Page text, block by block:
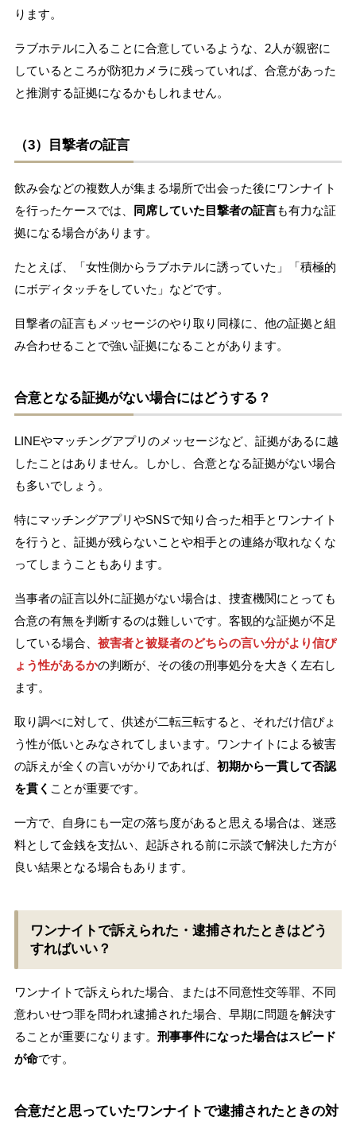
ります。
ラブホテルに入ることに合意しているような、2人が親密に
しているところが防犯カメラに残っていれば、合意があった
と推測する証拠になるかもしれません。
（3）目撃者の証言
飲み会などの複数人が集まる場所で出会った後にワンナイト
を行ったケースでは、
同席していた目撃者の証言も有力な証
拠になる場合があります。
たとえば、「女性側からラブホテルに誘っていた」「積極的
にボディタッチをしていた」などです。
目撃者の証言もメッセージのやり取り同様に、他の証拠と組
み合わせることで強い証拠になることがあります。
合意となる証拠がない場合にはどうする？
LINEやマッチングアプリのメッセージなど、証拠があるに越
したことはありません。しかし、合意となる証拠がない場合
も多いでしょう。
特にマッチングアプリやSNSで知り合った相手とワンナイト
を行うと、証拠が残らないことや相手との連絡が取れなくな
ってしまうこともあります。
当事者の証言以外に証拠がない場合は、捜査機関にとっても
合意の有無を判断するのは難しいです。客観的な証拠が不足
している場合、 被害者と被疑者のどちらの言い分がより信ぴ
ょう性があるかの判断が、その後の刑事処分を大きく左右し
ます。
取り調べに対して、供述が二転三転すると、それだけ信ぴょ
う性が低いとみなされてしまいます。ワンナイトによる被害
の訴えが全くの言いがかりであれば、 初期から一貫して否認
を貫く ことが重要です。
一方で、自身にも一定の落ち度があると思える場合は、迷惑
料として金銭を支払い、起訴される前に示談で解決した方が
良い結果となる場合もあります。
ワンナイトで訴えられた・逮捕されたときはどう
すればいい？
ワンナイトで訴えられた場合、または不同意性交等罪、不同
意わいせつ罪を問われ逮捕された場合、早期に問題を解決す
ることが重要になります。 刑事事件になった場合はスピード
が命です。
合意だと思っていたワンナイトで逮捕されたときの対